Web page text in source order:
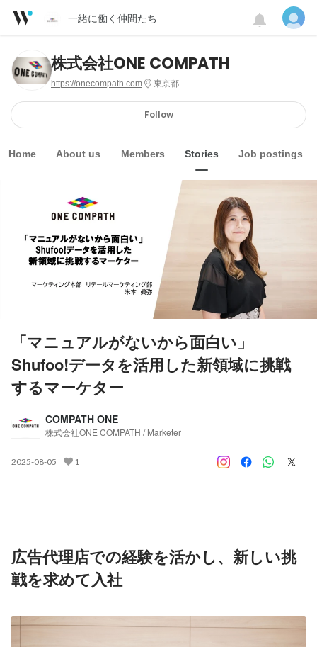
一緒に働く仲間たち
株式会社ONE COMPATH
https://onecompath.com 東京都
Follow
Home About us Members Stories Job postings
「マニュアルがないから面白い」
Shufoo!データを活用した新領域に挑戦
するマーケター
COMPATH ONE
株式会社ONE COMPATH / Marketer
2025-08-05 1
広告代理店での経験を活かし、新しい挑
戦を求めて入社